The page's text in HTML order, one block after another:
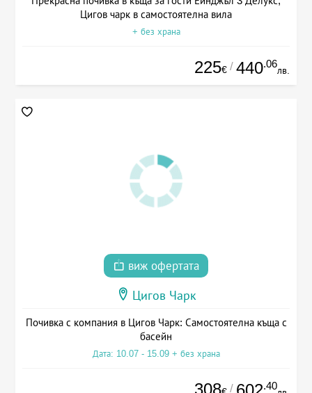
Цигов чарк в самостоятелна вила
+ без храна
225€ / 440.06
лв.
виж офертата
Цигов Чарк
Почивка с компания в Цигов Чарк: Самостоятелна къща с
басейн
Дата: 10.07 - 15.09 + без храна
308 / .40